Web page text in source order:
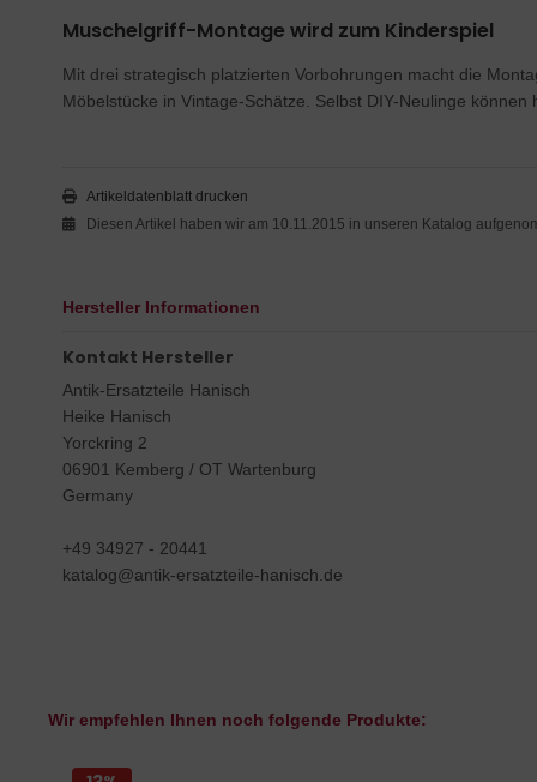
Muschelgriff-Montage wird zum Kinderspiel
Mit drei strategisch platzierten Vorbohrungen macht die
Möbelstücke in Vintage-Schätze. Selbst DIY-Neulinge
Artikeldatenblatt drucken
Diesen Artikel haben wir am 10.11.2015 in unseren Katalog
Hersteller Informationen
Kontakt Hersteller
Antik-Ersatzteile Hanisch
Heike Hanisch
Yorckring 2
06901 Kemberg / OT Wartenburg
Germany
+49 34927 - 20441
katalog@antik-ersatzteile-hanisch.de
Wir empfehlen Ihnen noch folgende Produkte: